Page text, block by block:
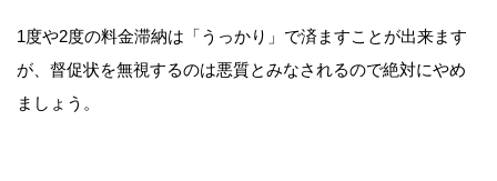
1度や2度の料金滞納は「うっかり」で済ますことが出来ます
が、督促状を無視するのは悪質とみなされるので絶対にやめ
ましょう。